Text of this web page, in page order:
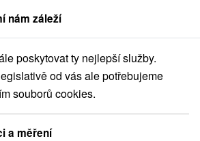
hotel na Baračke **** Trenčianske Teplice
Baračke★
Teplice
nám záleží
poskytovat ty nejlepší služby.
od vás ale potřebujeme
souborů cookies.
a měření